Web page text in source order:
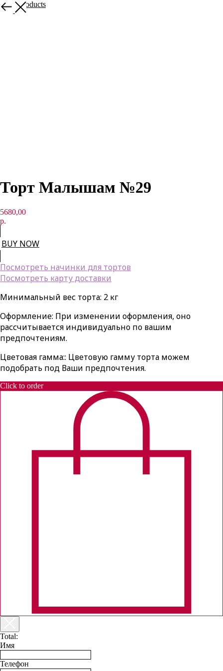
More products
Торт Малышам №29
5680,00
р.
BUY NOW
Посмотреть начинки для тортов
Посмотреть карту доставки
Минимальный вес торта: 2 кг
Оформление: При изменении оформления, оно
рассчитывается индивидуально по вашим
предпочтениям.
Цветовая гамма:: Цветовую гамму торта можем
подобрать под Ваши предпочтения.
Click to order
Total:
Имя
Телефон